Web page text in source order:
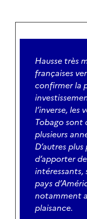
Hausse très
françaises
confirmer la
l’inverse, les
Tobago sont
plusieurs
D’autres
d’apporter
intéressants,
pays
notamment
plaisance.